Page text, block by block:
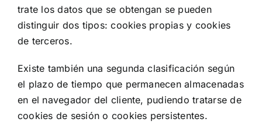
trate los datos que se obtengan se pueden
distinguir dos tipos: cookies propias y cookies
de terceros.
Existe también una segunda clasificación según
el plazo de tiempo que permanecen almacenadas
en el navegador del cliente, pudiendo tratarse de
cookies de sesión o cookies persistentes.